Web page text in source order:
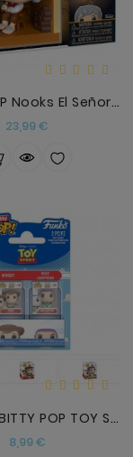
Figura POP Nooks El Señor De Los Anillos Bilbo
23,99 €
BLISTER 2 BITTY POP TOY STORY WOODY Y BUZZ
8,99 €Precio